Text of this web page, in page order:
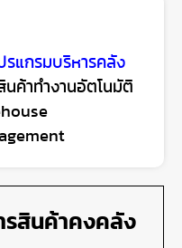
รแกรมบริหารคลัง
นค้าทำงานอัตโนมัติ
รสินค้าคงคลัง